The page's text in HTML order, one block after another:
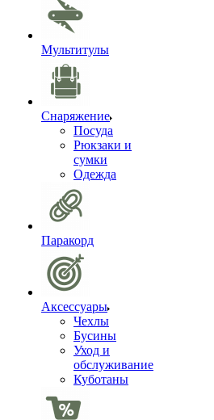
Мультитулы
Снаряжение
Посуда
Рюкзаки и
сумки
Одежда
Паракорд
Аксессуары
Чехлы
Бусины
Уход и
обслуживание
Куботаны